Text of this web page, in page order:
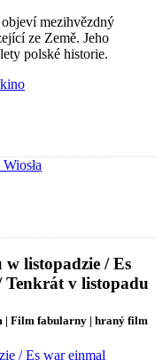
mezihvězdný
ze Země. Jeho
polské historie.
w listopadzie / Es
Tenkrát v listopadu
| Film fabularny | hraný film